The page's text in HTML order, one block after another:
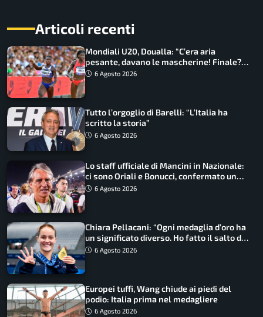
Articoli recenti
Mondiali U20, Doualla: “C’era aria
pesante, davano le mascherine! Finale?
Non ho nulla da perdere”
6 Agosto 2026
Tutto l’orgoglio di Barelli: “L’Italia ha
scritto la storia”
6 Agosto 2026
Lo staff ufficiale di Mancini in Nazionale:
ci sono Oriali e Bonucci, confermato un
ritorno
6 Agosto 2026
Chiara Pellacani: “Ogni medaglia d’oro ha
un significato diverso. Ho fatto il salto di
qualità”
6 Agosto 2026
Europei tuffi, Wang chiude ai piedi del
podio: Italia prima nel medagliere
6 Agosto 2026